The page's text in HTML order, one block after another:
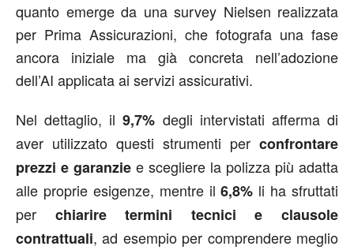
quanto emerge da una survey Nielsen realizzata
per Prima Assicurazioni, che fotografa una fase
ancora iniziale ma già concreta nell’adozione
dell’AI applicata ai servizi assicurativi.
Nel dettaglio, il9,7% degli intervistati afferma di
aver utilizzato questi strumenti per confrontare
prezzi e garanzie e scegliere la polizza più adatta
alle proprie esigenze, mentre il6,8% li ha sfruttati
per chiarire termini tecnici e clausole
contrattuali, ad esempio per comprendere meglio